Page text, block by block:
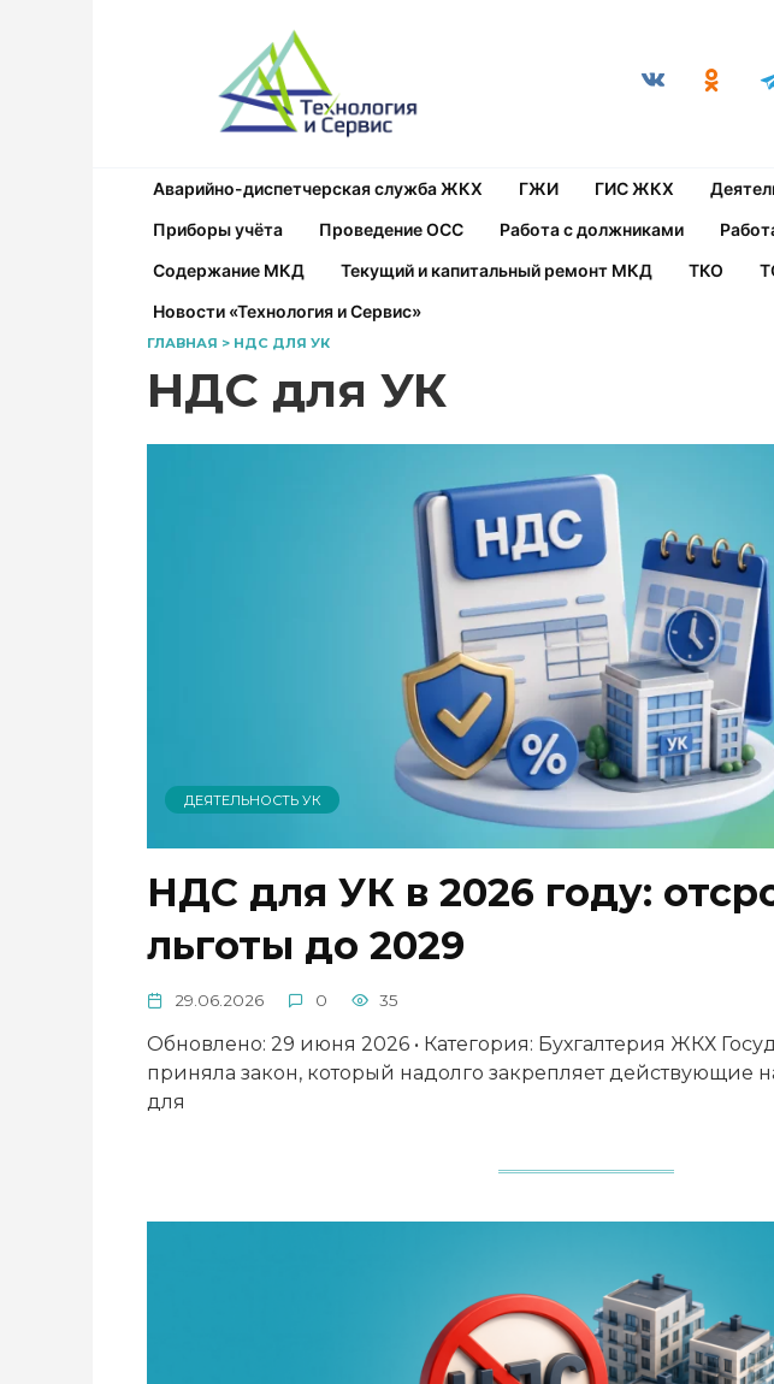
Аварийно-диспетчерская служба ЖКХ ГЖИ ГИС ЖКХ
Приборы учёта
Проведение ОСС Работа с должниками
Содержание МКД
Текущий и капитальный ремонт МКД ТКО
Новости «Технология и Сервис»
ГЛАВНАЯ > НДС ДЛЯ УК
НДС для УК
ДЕЯТЕЛЬНОСТЬ УК
НДС для УК в 2026 году:
льготы до 2029
29.06.2026 0 35
Обновлено: 29 июня 2026 • Категория: Бухгалтерия ЖКХ
приняла закон, который надолго закрепляет действующие
для